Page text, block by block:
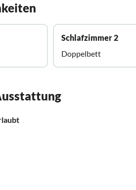
Schlafzimmer 2
Doppelbett